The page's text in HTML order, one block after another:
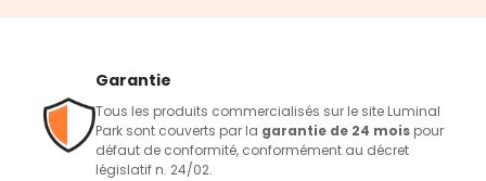
Garantie
Tous les produits commercialisés sur le site Luminal
Park sont couverts par la garantie de 24 mois pour
défaut de conformité, conformément au décret
législatif n. 24/02.